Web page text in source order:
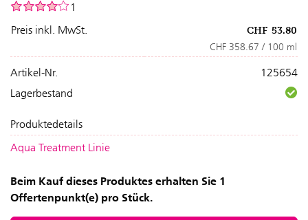
1
Preis inkl. MwSt.
CHF 53.80
CHF 358.67 / 100 ml
Artikel-Nr.
125654
Lagerbestand
Produktedetails
Aqua Treatment Linie
Beim Kauf dieses Produktes erhalten Sie 1
Offertenpunkt(e) pro Stück.